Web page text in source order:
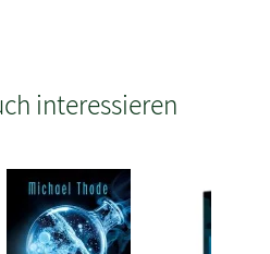
interessieren